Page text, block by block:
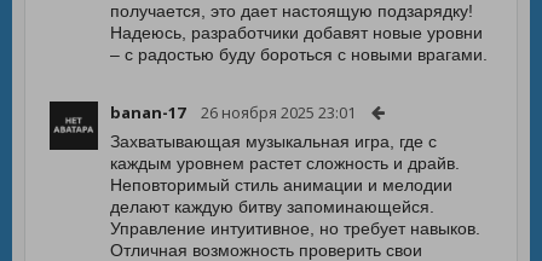
получается, это дает настоящую подзарядку!
Надеюсь, разработчики добавят новые уровни
– с радостью буду бороться с новыми врагами.
banan-17 26 ноября 2025 23:01
Захватывающая музыкальная игра, где с
каждым уровнем растет сложность и драйв.
Неповторимый стиль анимации и мелодии
делают каждую битву запоминающейся.
Управление интуитивное, но требует навыков.
Отличная возможность проверить свои